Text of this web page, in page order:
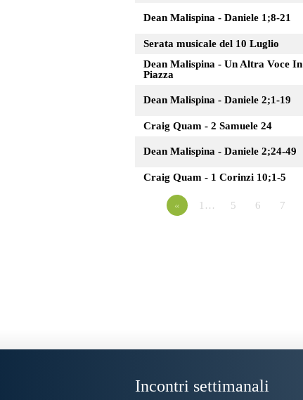
Dean Malispina - Daniele 1;8-21
Serata musicale del 10 Luglio
Dean Malispina - Un Altra Voce In
Piazza
Dean Malispina - Daniele 2;1-19
Craig Quam - 2 Samuele 24
Dean Malispina - Daniele 2;24-49
Craig Quam - 1 Corinzi 10;1-5
« 1… 5 6 7
Incontri settimanali